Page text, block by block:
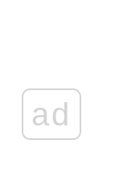
ad